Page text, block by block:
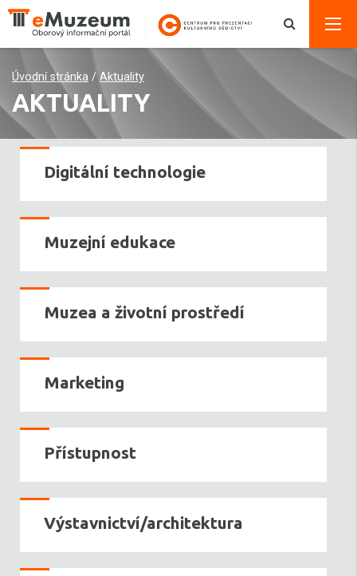
Úvodní stránka / Aktuality
AKTUALITY
Digitální technologie
Muzejní edukace
Muzea a životní prostředí
Marketing
Přístupnost
Výstavnictví/architektura